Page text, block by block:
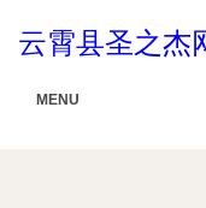
云霄县圣之杰
MENU